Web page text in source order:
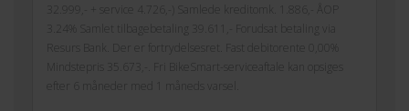
32.999,- + service 4.726,-) Samlede kreditomk. 1.886,- ÅOP
3.24% Samlet tilbagebetaling 39.611,- Forudsat betaling via
Resurs Bank. Der er fortrydelsesret. Fast debitorente 0,00%
Mindstepris 35.673,-. Fri BikeSmart-serviceaftale kan opsiges
efter 6 måneder med 1 måneds varsel.